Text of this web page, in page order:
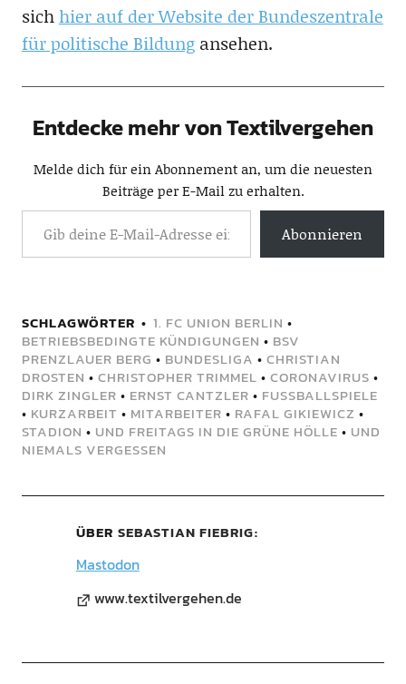
sichhier auf der Website der Bundeszentrale
für politische Bildungansehen.
Entdecke mehr von Textilvergehen
Melde dich für ein Abonnement an, um die neuesten
Beiträge per E-Mail zu erhalten.
Abonnieren
SCHLAGWÖRTER 1. FC UNION BERLIN •
BETRIEBSBEDINGTE KÜNDIGUNGEN • BSV
PRENZLAUER BERG • BUNDESLIGA • CHRISTIAN
DROSTEN • CHRISTOPHER TRIMMEL • CORONAVIRUS •
DIRK ZINGLER • ERNST CANTZLER • FUSSBALLSPIELE
• KURZARBEIT • MITARBEITER • RAFAL GIKIEWICZ •
STADION • UND FREITAGS IN DIE GRÜNE HÖLLE • UND
NIEMALS VERGESSEN
ÜBER SEBASTIAN FIEBRIG
Mastodon
www.textilvergehen.de